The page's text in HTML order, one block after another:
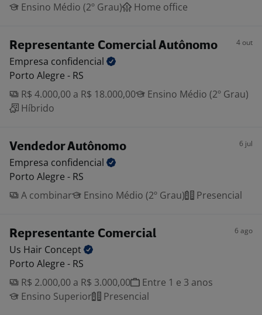
Ensino Médio (2º Grau)
Home office
Representante Comercial Autônomo 4 out
Empresa confidencial
Porto Alegre - RS
R$ 4.000,00 a R$ 18.000,00
Ensino Médio (2º Grau)
Híbrido
Vendedor Autônomo 6 jul
Empresa confidencial
Porto Alegre - RS
A combinar
Ensino Médio (2º Grau) Presencial
Representante Comercial 6 ago
Us Hair Concept
Porto Alegre - RS
R$ 2.000,00 a R$ 3.000,00
Entre 1 e 3 anos
Ensino Superior
Presencial